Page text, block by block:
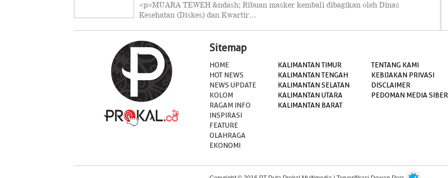
<p>MUARA TEWEH &ndash; Ribuan masker kembali dibagikan oleh Dinas
Kesehatan (Diskes) dan Kwartir…
Sitemap
HOME
HOT NEWS
NEWS UPDATE
KOLOM
RAGAM INFO
INSPIRASI
FEATURE
OLAHRAGA
EKONOMI
KALIMANTAN TIMUR
KALIMANTAN TENGAH
KALIMANTAN SELATAN
KALIMANTAN UTARA
KALIMANTAN BARAT
TENTANG KAMI
KEBIJAKAN PRIVASI
DISCLAIMER
PEDOMAN MEDIA SIBER